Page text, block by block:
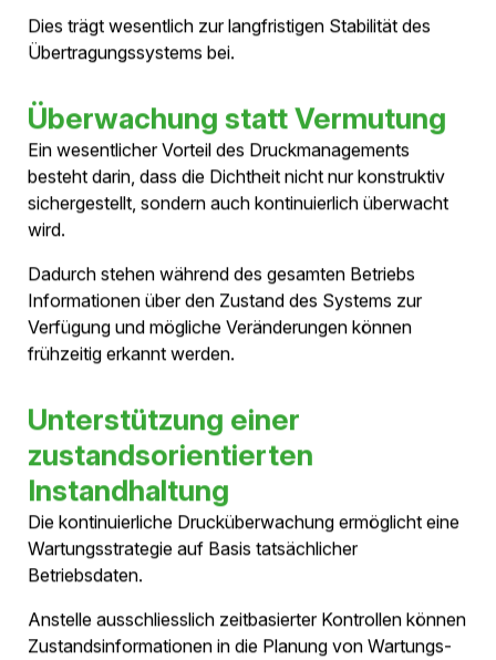
und unterstützt so einen langfristig stabilen Betrieb.
Die vollständig geschlossene
Aluminiumkapselung bildet die Grundlage für
Dichtheit, Druckhaltung und
Zustandsüberwachung. Sie verbindet
Druckmanagement in einem einzigen System.
Kontinuierliches
Druckmanagement
Zustandsüberwachung in
Echtzeit
Ein wesentlicher Bestandteil der Druckluftkabel-
Technologie ist die kontinuierliche Überwachung des
Systemdrucks.